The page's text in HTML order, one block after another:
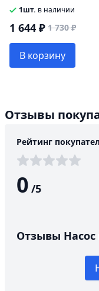
кл.) Riginal
1шт. в наличии
1 644 ₽ 1 730 ₽
В корзину
Отзывы
Рейтинг
0 /5
Отзывы Насос